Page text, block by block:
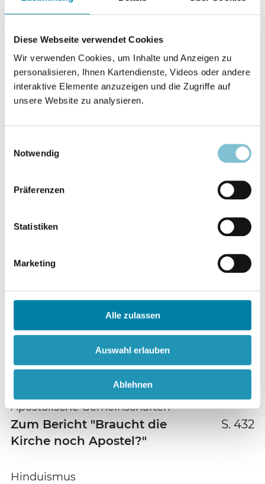
Diese Webseite verwendet Cookies
Wir verwenden Cookies, um Inhalte und Anzeigen zu
personalisieren, Ihnen Kartendienste, Videos oder andere
interaktive Elemente anzuzeigen und die Zugriffe auf
unsere Website zu analysieren.
Notwendig
Präferenzen
Statistiken
Marketing
Alle zulassen
Auswahl erlauben
Ablehnen
Paranormologie
Beitrag anzeigen
Freigeistige Bewegung
Auf dem Weg zur ersten
Die aktuelle Debatte um
S. 425
Esoterik
Quantenphysik,
Gehirnforschung und Ramtha-
Esoterik: Zum Kino-Start von
"What the Bleep do we know!?
Ich weiß, dass ich nichts weiß"
S. 430
Apostolische Gemeinschaften
Zum Bericht "Braucht die
Kirche noch Apostel?"
S. 432
Hinduismus